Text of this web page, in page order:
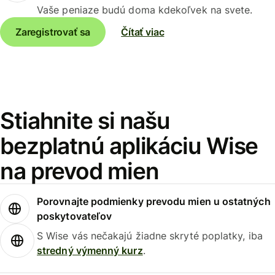
Vaše peniaze budú doma kdekoľvek na svete.
Zaregistrovať sa
Čítať viac
Stiahnite si našu
bezplatnú aplikáciu Wise
na prevod mien
Porovnajte podmienky prevodu mien u ostatných
poskytovateľov
S Wise vás nečakajú žiadne skryté poplatky, iba
stredný výmenný kurz.